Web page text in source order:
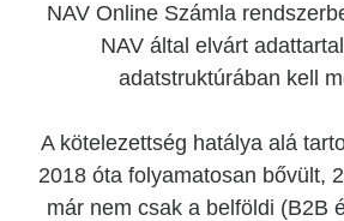
NAV Online Számla
NAV által elvárt
adatstruktúrában kell
A kötelezettség hatálya alá
2018 óta folyamatosan bővült,
már nem csak a belföldi (B2B